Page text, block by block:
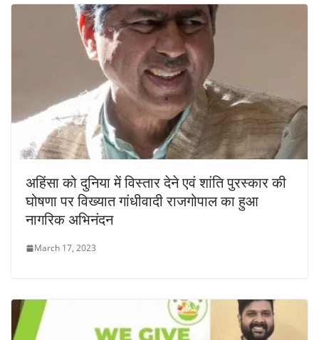
अहिंसा को दुनिया में विस्तार देने एवं शांति पुरस्कार की
घोषणा पर विख्यात गांधीवादी राजगोपाल का हुआ
नागरिक अभिनंदन
March 17, 2023